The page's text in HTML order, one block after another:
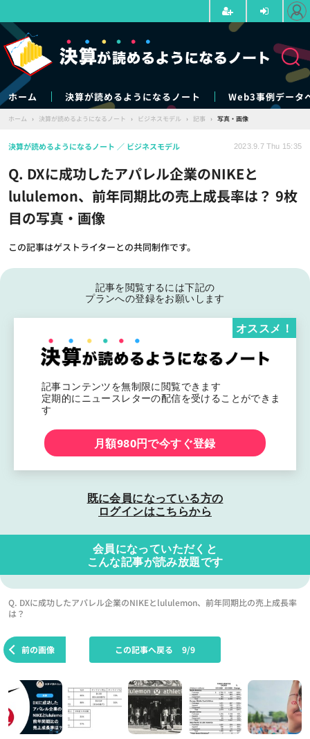
ホーム 決算が読めるようになるノート Web3事例データ
ホーム › 決算が読めるようになるノート › ビジネスモデル › 記事 › 写真・画像
Q. DXに成功したアパレル企業のNIKEと
lululemon、前年同期比の売上成長率は？ 9枚
目の写真・画像
この記事はゲストライターとの共同制作です。
決算が読めるようになるノート ビジネスモデル 2023.9.7 Thu 15:35
記事を閲覧するには下記の
プランへの登録をお願いします
記事コンテンツを無制限に閲覧できます
定期的にニュースレターの配信を受けることができま
す
オススメ！
月額980円で今すぐ登録
既に会員になっている方の
ログインはこちらから
会員になっていただくと
こんな記事が読み放題です
Q. DXに成功したアパレル企業のNIKEとlululemon、前年同期比の売上成長率
は？
前の画像 この記事へ戻る 9/9